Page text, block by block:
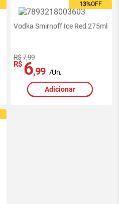
13%OFF
Ofertas
exclusivas
site
Vodka Smirnoff Ice Red 275ml
R$ 7,99
R$ 6,99 /Un.
Adicionar